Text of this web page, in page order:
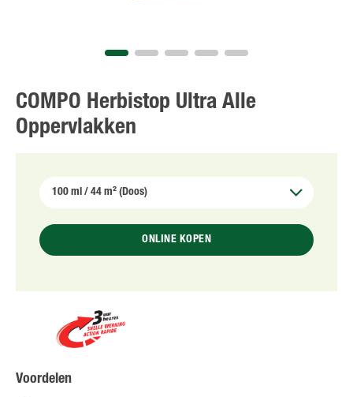
COMPO Herbistop Ultra Alle
Oppervlakken
ONLINE KOPEN
Voordelen